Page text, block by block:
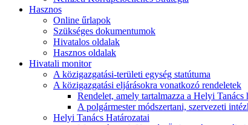
Hasznos
Online űrlapok
Szükséges dokumentumok
Hivatalos oldalak
Hasznos oldalak
Hivatali monitor
A közigazgatási-területi egység statútuma
A közigazgatási eljárásokra vonatkozó rendeletek
Rendelet, amely tartalmazza a Helyi Tanács
A polgármester módszertani, szervezeti
Helyi Tanács Határozatai